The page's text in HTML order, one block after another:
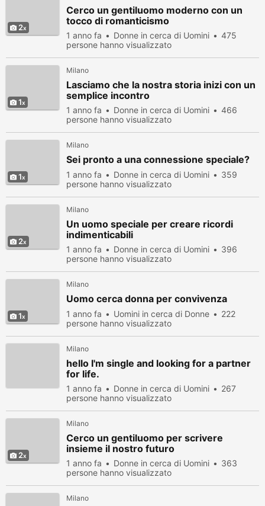
2
Cerco un gentiluomo moderno con un
tocco di romanticismo
1 anno fa Donne in cerca di Uomini
475
persone hanno visualizzato
1
Milano
Lasciamo che la nostra storia inizi con un
semplice incontro
1 anno fa Donne in cerca di Uomini
466
persone hanno visualizzato
1
Milano
Sei pronto a una connessione speciale?
1 anno fa Donne in cerca di Uomini
359
persone hanno visualizzato
2
Milano
Un uomo speciale per creare ricordi
indimenticabili
1 anno fa Donne in cerca di Uomini
396
persone hanno visualizzato
1
Milano
Uomo cerca donna per convivenza
1 anno fa Uomini in cerca di Donne
222
persone hanno visualizzato
Milano
hello I'm single and looking for a partner
for life.
1 anno fa Donne in cerca di Uomini
267
persone hanno visualizzato
2
Milano
Cerco un gentiluomo per scrivere
insieme il nostro futuro
1 anno fa Donne in cerca di Uomini
363
persone hanno visualizzato
Milano